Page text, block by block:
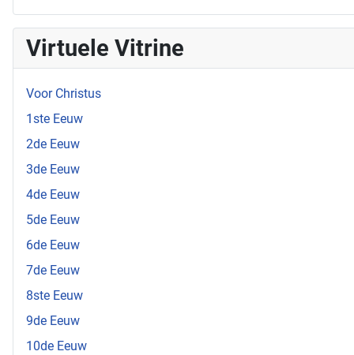
Virtuele Vitrine
Voor Christus
1ste Eeuw
2de Eeuw
3de Eeuw
4de Eeuw
5de Eeuw
6de Eeuw
7de Eeuw
8ste Eeuw
9de Eeuw
10de Eeuw